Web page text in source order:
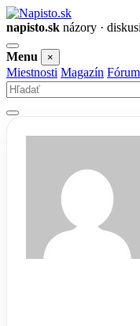
napisto.sk názory ·
Otvoriť
menu
Menu ×
Miestnosti Magazín Fórum
Vyhľadať